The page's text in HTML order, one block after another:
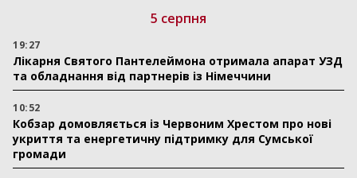
5 серпня
19:27
Лікарня Святого Пантелеймона отримала апарат УЗД
та обладнання від партнерів із Німеччини
10:52
Кобзар домовляється із Червоним Хрестом про нові
укриття та енергетичну підтримку для Сумської
громади